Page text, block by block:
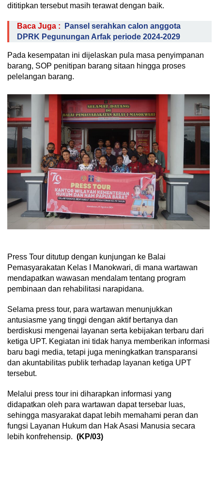
dititipkan tersebut masih terawat dengan baik.
Baca Juga :
Pansel serahkan calon anggota
DPRK Pegunungan Arfak periode 2024-2029
Pada kesempatan ini dijelaskan pula masa penyimpanan
barang, SOP penitipan barang sitaan hingga proses
pelelangan barang.
Press Tour ditutup dengan kunjungan ke Balai
Pemasyarakatan Kelas I Manokwari, di mana wartawan
mendapatkan wawasan mendalam tentang program
pembinaan dan rehabilitasi narapidana.
Selama press tour, para wartawan menunjukkan
antusiasme yang tinggi dengan aktif bertanya dan
berdiskusi mengenai layanan serta kebijakan terbaru dari
ketiga UPT. Kegiatan ini tidak hanya memberikan informasi
baru bagi media, tetapi juga meningkatkan transparansi
dan akuntabilitas publik terhadap layanan ketiga UPT
tersebut.
Melalui press tour ini diharapkan informasi yang
didapatkan oleh para wartawan dapat tersebar luas,
sehingga masyarakat dapat lebih memahami peran dan
fungsi Layanan Hukum dan Hak Asasi Manusia secara
lebih konfrehensip. (KP/03)